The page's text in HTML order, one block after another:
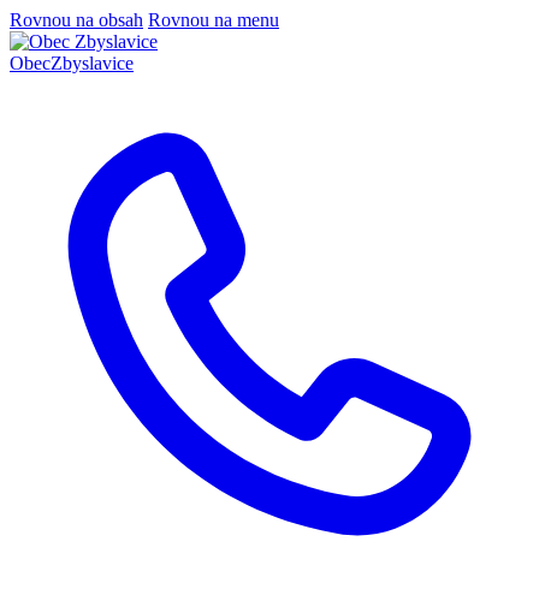
Rovnou na obsah Rovnou na menu
ObecZbyslavice